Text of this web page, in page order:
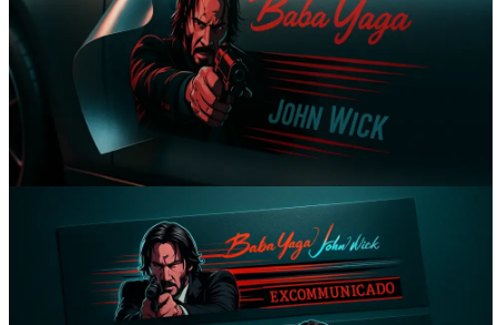
Вакансии
Написать директору
Арендодателям
Контакты